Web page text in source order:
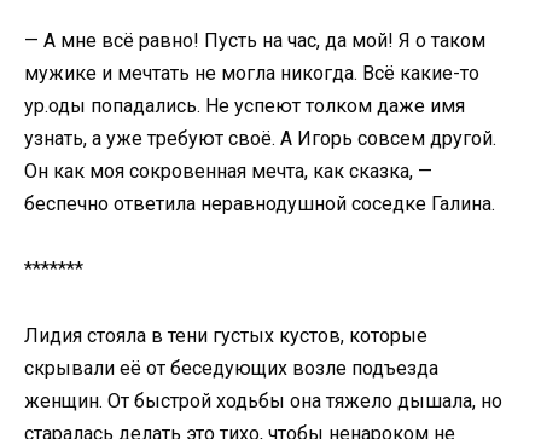
— А мне всё равно! Пусть на час, да мой! Я о таком
мужике и мечтать не могла никогда. Всё какие-то
ур.оды попадались. Не успеют толком даже имя
узнать, а уже требуют своё. А Игорь совсем другой.
Он как моя сокровенная мечта, как сказка, —
беспечно ответила неравнодушной соседке Галина.
*******
Лидия стояла в тени густых кустов, которые
скрывали её от беседующих возле подъезда
женщин. От быстрой ходьбы она тяжело дышала, но
старалась делать это тихо, чтобы ненароком не